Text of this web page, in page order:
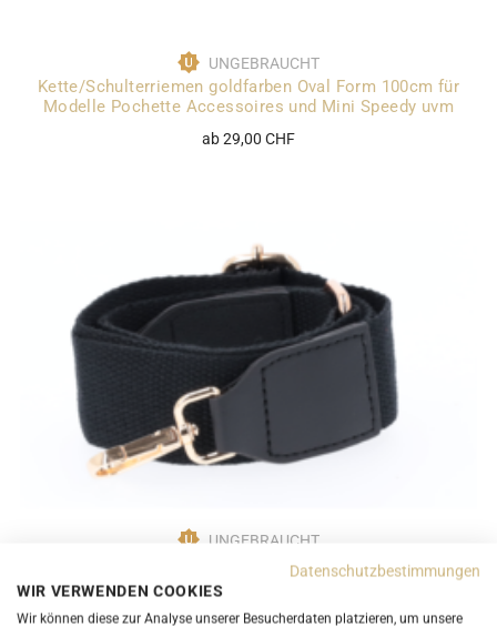
UNGEBRAUCHT
Kette/Schulterriemen goldfarben Oval Form 100cm für
Modelle Pochette Accessoires und Mini Speedy uvm
ab 29,00 CHF
UNGEBRAUCHT
Textil-Schulterriemen Schwarz mit Messingbeschlägen für
(Reise-) Taschen aller Marken goldfarbene Beschläge
ab 29,00 CHF
Datenschutzbestimmungen
WIR VERWENDEN COOKIES
Wir können diese zur Analyse unserer Besucherdaten platzieren, um unsere